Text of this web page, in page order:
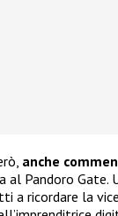
anche
al Pandoro Gate.
a ricordare la